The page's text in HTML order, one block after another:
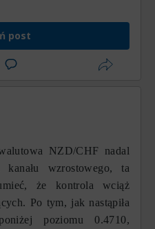
post
NZD/CHF nadal
wzrostowego, ta
że kontrola wciąż
Po tym, jak nastąpiła
poziomu 0.4710,